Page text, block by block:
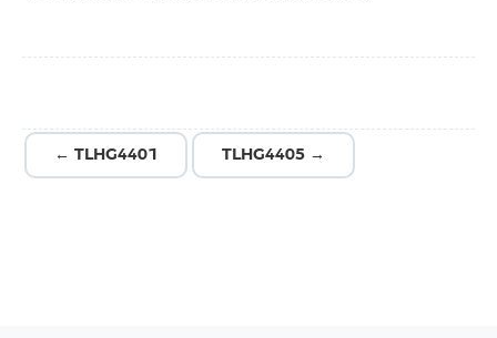
← TLHG4401 TLHG4405 →